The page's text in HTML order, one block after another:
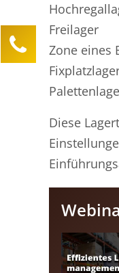
Freilager
Zone eines
Diese